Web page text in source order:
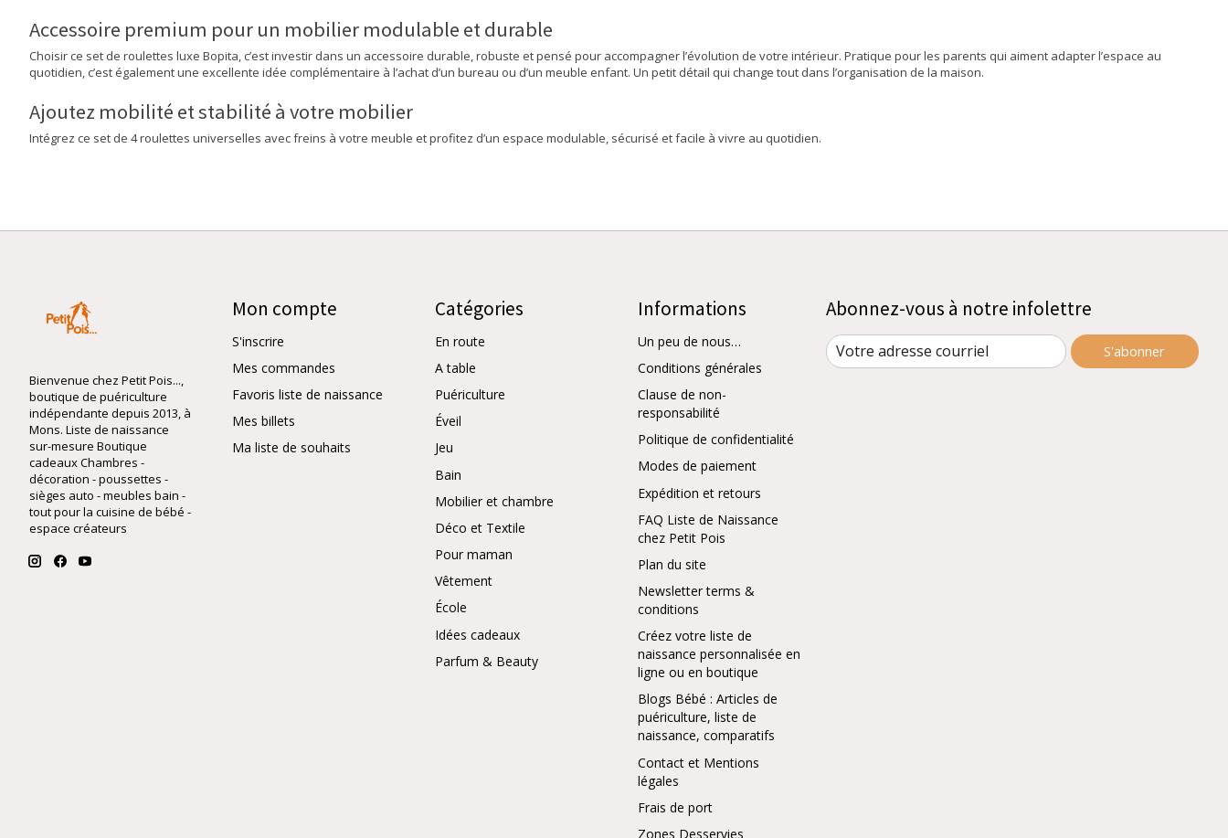
Accessoire premium pour un mobilier modulable et durable
Choisir ce set de roulettes luxe Bopita, c’est investir dans un accessoire durable, robuste et pensé pour accompagner l’évolution de votre intérieur. Pratique pour les parents qui aiment adapter l’espace au
quotidien, c’est également une excellente idée complémentaire à l’achat d’un bureau ou d’un meuble enfant. Un petit détail qui change tout dans l’organisation de la maison.
Ajoutez mobilité et stabilité à votre mobilier
Intégrez ce set de 4 roulettes universelles avec freins à votre meuble et profitez d’un espace modulable, sécurisé et facile à vivre au quotidien.
Bienvenue chez Petit Pois...,
boutique de puériculture
indépendante depuis 2013, à
Mons. Liste de naissance
sur-mesure Boutique
cadeaux Chambres -
décoration - poussettes -
sièges auto - meubles bain -
tout pour la cuisine de bébé -
espace créateurs
Mon compte
S'inscrire
Mes commandes
Favoris liste de naissance
Mes billets
Ma liste de souhaits
Catégories
En route
A table
Puériculture
Éveil
Jeu
Bain
Mobilier et chambre
Déco et Textile
Pour maman
Vêtement
École
Idées cadeaux
Parfum & Beauty
Informations
Un peu de nous…
Conditions générales
Clause de non-
responsabilité
Politique de confidentialité
Modes de paiement
Expédition et retours
FAQ Liste de Naissance
chez Petit Pois
Plan du site
Newsletter terms &
conditions
Créez votre liste de
naissance personnalisée en
ligne ou en boutique
Blogs Bébé : Articles de
puériculture, liste de
naissance, comparatifs
Contact et Mentions
légales
Frais de port
Zones Desservies
Abonnez-vous à notre infolettre
S'abonner